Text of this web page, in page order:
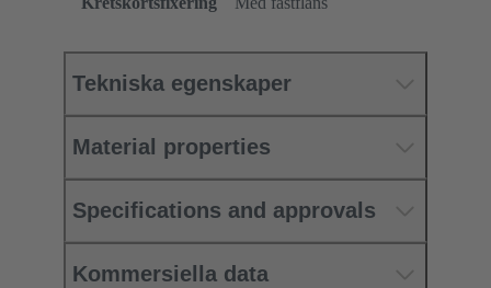
Tekniska egenskaper
Material properties
Specifications and approvals
Kommersiella data